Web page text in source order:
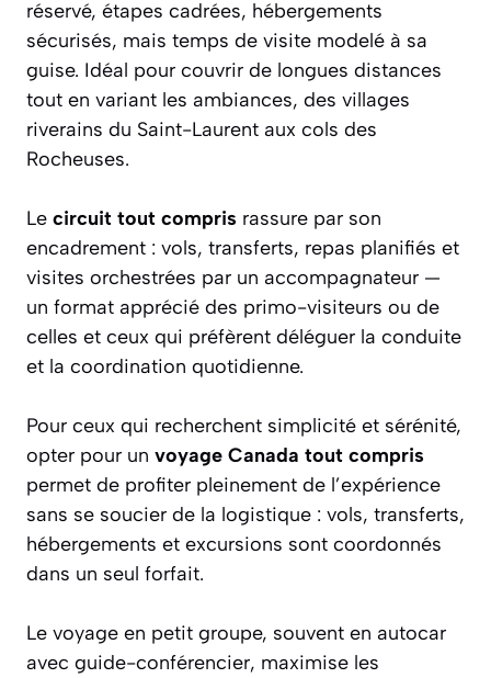
réservé, étapes cadrées, hébergements
sécurisés, mais temps de visite modelé à sa
guise. Idéal pour couvrir de longues distances
tout en variant les ambiances, des villages
riverains du Saint-Laurent aux cols des
Rocheuses.
Le circuit tout compris rassure par son
encadrement : vols, transferts, repas planifiés et
visites orchestrées par un accompagnateur —
un format apprécié des primo-visiteurs ou de
celles et ceux qui préfèrent déléguer la conduite
et la coordination quotidienne.
Pour ceux qui recherchent simplicité et sérénité,
opter pour un voyage Canada tout compris
permet de profiter pleinement de l’expérience
sans se soucier de la logistique : vols, transferts,
hébergements et excursions sont coordonnés
dans un seul forfait.
Le voyage en petit groupe, souvent en autocar
avec guide-conférencier, maximise les